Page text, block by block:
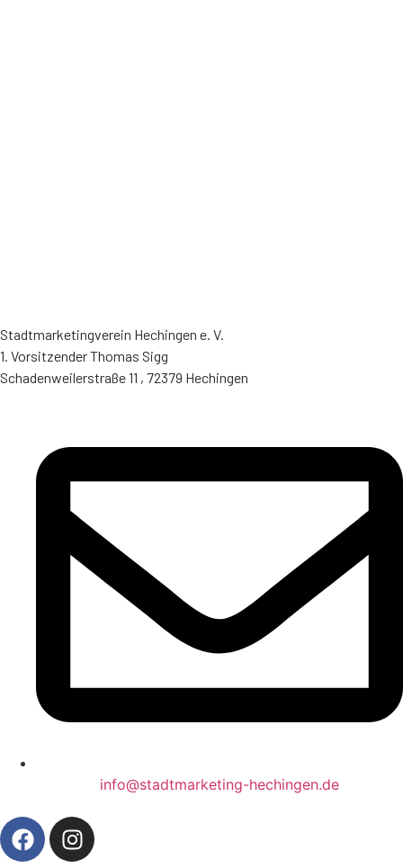
Stadtmarketingverein Hechingen e. V.
1. Vorsitzender Thomas Sigg
Schadenweilerstraße 11 , 72379 Hechingen
info@stadtmarketing-hechingen.de